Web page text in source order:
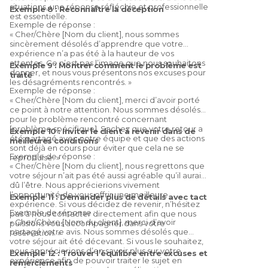
situations, une réponse réfléchie et professionnelle
est essentielle.
Exemple 8 : Reconnaître la déception
Exemple de réponse :
« Cher/Chère [Nom du client], nous sommes
sincèrement désolés d’apprendre que votre
expérience n’a pas été à la hauteur de vos
attentes. Ce n’est pas l’image que nous souhaitons
donner, et nous vous présentons nos excuses pour
les désagréments rencontrés. »
Exemple 9 : Montrer comment le problème est
traité
Exemple de réponse :
« Cher/Chère [Nom du client], merci d’avoir porté
ce point à notre attention. Nous sommes désolés
pour le problème rencontré concernant
[problème spécifique]. Sachez que votre retour a
été partagé avec notre équipe et que des actions
sont déjà en cours pour éviter que cela ne se
reproduise. »
Exemple 10 : Inviter le client à revenir dans de
meilleures conditions
Exemple de réponse :
« Cher/Chère [Nom du client], nous regrettons que
votre séjour n’ait pas été aussi agréable qu’il aurait
dû l’être. Nous apprécierions vivement
l’opportunité de vous offrir une meilleure
expérience. Si vous décidez de revenir, n’hésitez
pas à nous contacter directement afin que nous
puissions vous accompagner dans votre
réservation. »
Exemple 11 : Demander plus de détails avec tact
Exemple de réponse :
« Cher/Chère [Nom du client], merci d’avoir
partagé votre avis. Nous sommes désolés que
votre séjour ait été décevant. Si vous le souhaitez,
nous apprécierions d’en savoir plus sur votre
expérience afin de pouvoir traiter le sujet en
Exemple 12 : Trouver l’équilibre entre excuses et
remerciements